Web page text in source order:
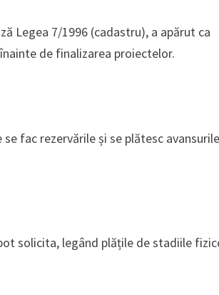
Legea 7/1996 (cadastru), a apărut ca
de finalizarea proiectelor.
fac rezervările și se plătesc avansurile
solicita, legând plățile de stadiile